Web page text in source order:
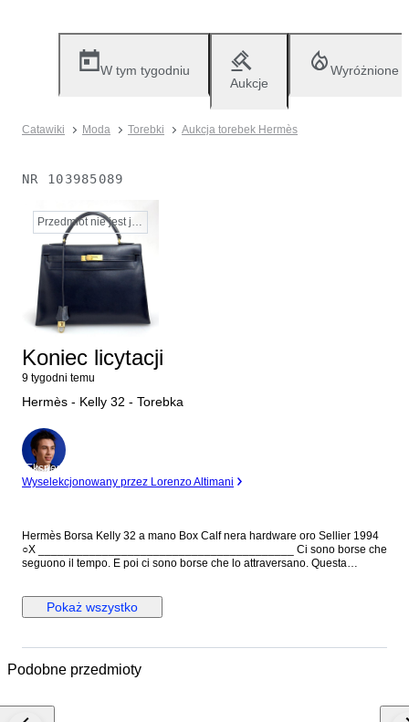
W tym tygodniu
Aukcje
Wyróżnione
Catawiki Moda Torebki Aukcja torebek Hermès
NR 103985089
Przedmiot nie jest już dostępny
Koniec licytacji
9 tygodni temu
Hermès - Kelly 32 - Torebka
Ekspert
Wyselekcjonowany przez Lorenzo Altimani
Hermès Borsa Kelly 32 a mano Box Calf nera hardware oro Sellier 1994
○X ________________________________________ Ci sono borse che
seguono il tempo. E poi ci sono borse che lo attraversano. Questa
che non ha bisogno di essere spiegata. La costruzione Sellier, con i suoi
profili definiti e rigorosi, esalta la precisione artigianale Hermès, mentre la
una bellezza più consapevole, destinata a evolversi nel tempo. Non è
durare. Una Kelly che non segue le tendenze, ma le supera.
Pokaż wszystko
Podobne przedmioty